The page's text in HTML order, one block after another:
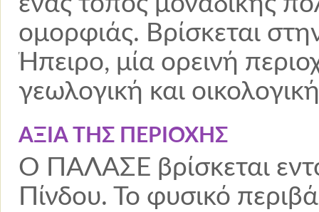
ομορφιάς. Βρίσκεται
Ήπειρο, μία ορεινή
γεωλογική και
ΑΞΙΑ ΤΗΣ ΠΕΡΙΟΧΗΣ
Ο ΠΑΛΑΣΕ βρίσκεται
Πίνδου. Το φυσικό